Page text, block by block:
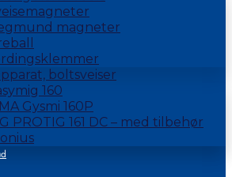
magneter
boltsveiser
160
Gysmi 160P
PROTIG 161 DC – med tilbehør